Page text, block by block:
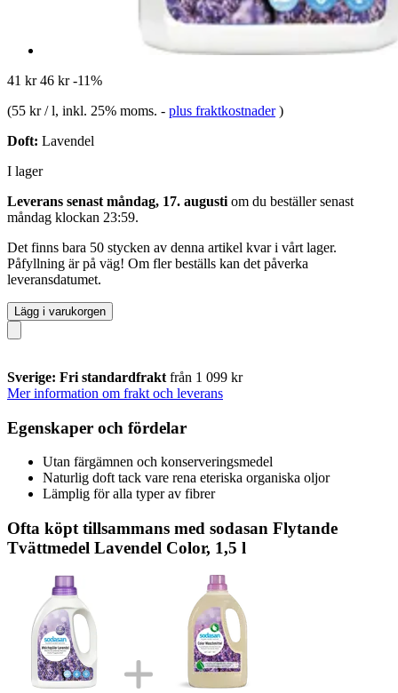
41 kr 46 kr -11%
(55 kr / l, inkl. 25% moms. - plus fraktkostnader )
Doft: Lavendel
I lager
Leverans senast måndag, 17. augusti om du beställer senast
måndag klockan 23:59.
Det finns bara 50 stycken av denna artikel kvar i vårt lager.
Påfyllning är på väg! Om fler beställs kan det påverka
leveransdatumet.
Lägg i varukorgen
Sverige: Fri standardfrakt från 1 099 kr
Mer information om frakt och leverans
Egenskaper och fördelar
Utan färgämnen och konserveringsmedel
Naturlig doft tack vare rena eteriska organiska oljor
Lämplig för alla typer av fibrer
Ofta köpt tillsammans med sodasan Flytande
Tvättmedel Lavendel Color, 1,5 l